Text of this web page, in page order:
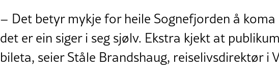
– Det betyr mykje for heile Sognefjorden å
det er ein siger i seg sjølv. Ekstra kjekt at
bileta, seier Ståle Brandshaug, reiselivsdirektør i